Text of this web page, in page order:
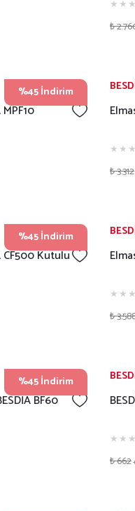
₺
%45 İndirim
₺ 3.312
%45 İndirim
CF500 Kutulu
₺
%45 İndirim
BF60
₺ 662